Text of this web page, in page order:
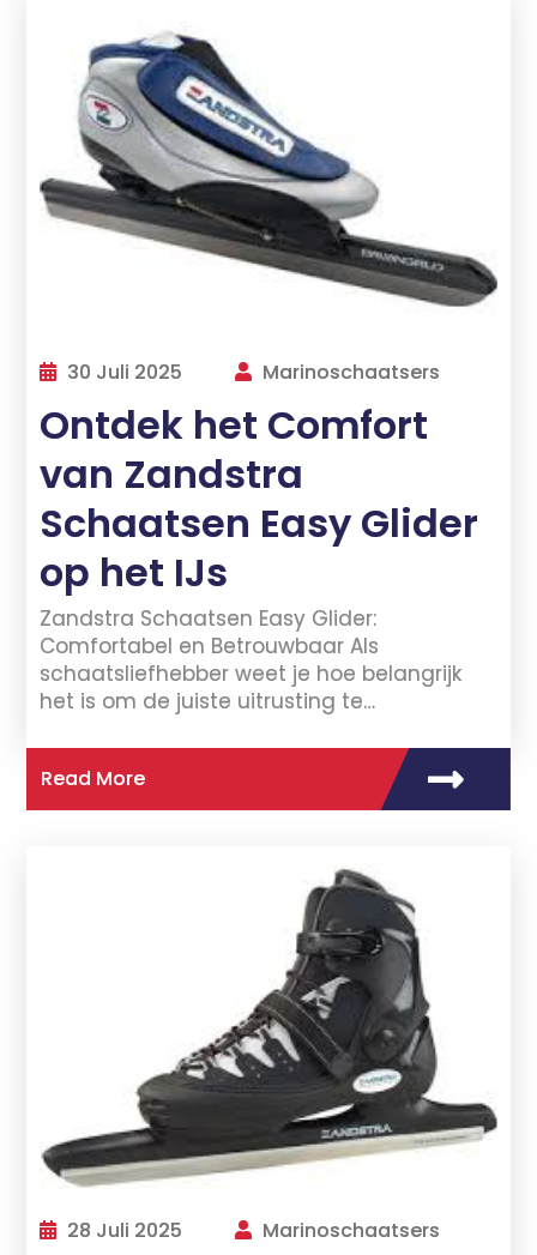
30 Juli 2025 Marinoschaatsers
Ontdek het Comfort
van Zandstra
Schaatsen Easy Glider
op het IJs
Zandstra Schaatsen Easy Glider:
Comfortabel en Betrouwbaar Als
schaatsliefhebber weet je hoe belangrijk
het is om de juiste uitrusting te…
Read More
28 Juli 2025 Marinoschaatsers